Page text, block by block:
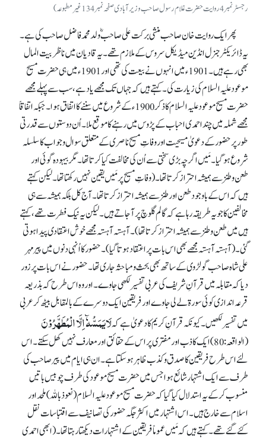
رجسٹر نمبر 4روایت حضرت غلام رسول صاحب وزیر آبادی صفحہ نمبر134غیر مطبوعہ)
پھر ایک روایت خان صاحب منشی برکت علی صاحبؓ ولد محمد فاضل صاحب کی ہے۔
یہ ڈائریکٹر جنرل انڈین میڈیکل سروس کے ملازم تھے۔ یہ قادیان میں ناظر بیت المال
بھی رہے ہیں۔ 1901ء میں انہوں نے بیعت کی تھی اور 1901ء میں ہی حضرت مسیح
موعود علیہ السلام کی زیارت کی۔ کہتے ہیں کہ جہاں تک مجھے یاد ہے، سب سے پہلے مجھے
حضرت مسیح موعود علیہ السلام کا ذکر 1900ء کے شروع میں سننے کا اتفاق ہوا۔ جبکہ اتفاقاً
مجھے شملہ میں چند احمدی احباب کے پڑوس میں رہنے کا موقع ملا۔ اُن دوستوں سے قدرتی
طور پر حضور کے دعویٰ مسیحیت اور وفاتِ مسیح ناصری کے متعلق سوال و جواب کا سلسلہ
شروع ہو گیا۔ مَیں اگرچہ بڑی سختی سے اُن کی مخالفت کیا کرتا تھا۔ مگر بیہودہ گوئی اور
طعن و طنز سے ہمیشہ احتراز کرتا تھا۔ (وفاتِ مسیح پر مَیں یقین نہیں رکھتا تھا۔ لیکن کہتے
ہیں کہ اس کے باوجود طعن اور طنز سے ہمیشہ احتراز کرتا تھا۔ آج کل بلکہ ہمیشہ سے ہی
مخالفین کا جویہ طریقہ رہا ہے کہ گالم گلوچ پر آ جاتے ہیں۔ لیکن یہ نیک فطرت تھے، کہتے
ہیں میں طعن و طنز سے ہمیشہ احتراز کرتا تھا)۔ آہستہ آہستہ مجھے خوش اعتقادی پیدا ہوتی
گئی۔ (آہستہ آہستہ مجھے بھی اس بات پر اعتقاد ہوتا گیا)۔ حضور کا اُنہی دنوں میں پیر مہر
علی شاہ صاحب گولڑوی کے ساتھ بھی بحث و مباحثہ جاری تھا۔ حضور نے اس بات پر زور
دیا کہ مقابلہ میں قرآنِ شریف کی عربی تفسیر لکھی جاوے۔ اور وہ اس طرح کہ بذریعہ
قرعہ اندازی کوئی سورۃ لے لی جاوے اور فریقین ایک دوسرے کے بالمقابل بیٹھ کر عربی
میں تفسیر لکھیں۔ کیونکہ قرآنِ کریم کا دعویٰ ہے کہلَایَمَسُّہٗٓ اِلَّا الْمُطَہَّرُوْنَ
(الواقعہ: 80) ایک کاذب اور مفتری پر اس کے حقائق اور معارف نہیں کھل سکتے۔ اس
لئے اس طرح فریقین کا صدق و کذب ظاہر ہو سکتا ہے۔ ان ہی ایام میں پیر صاحب کی
طرف سے ایک اشتہار شائع ہوا جس میں حضرت مسیح موعود کی طرف چوبیس باتیں
منسوب کر کے یہ استدلال کیا گیا کہ حضرت مسیح موعود علیہ السلام (نعوذ باللہ) ملحد اور
اسلام سے خارج ہیں۔ اس اشتہار میں اکثر جگہ حضور کی تصانیف سے اقتباسات نقل
کئے گئے تھے۔ کہتے ہیں کہ مَیں عموماً فریقین کے اشتہارات دیکھتا رہتا تھا۔ (ابھی احمدی